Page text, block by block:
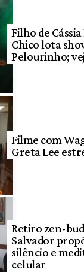
Filho de
Chico lota
Pelourinho;
Filme com
Greta Lee
Retiro zen-
Salvador
silêncio e
celular